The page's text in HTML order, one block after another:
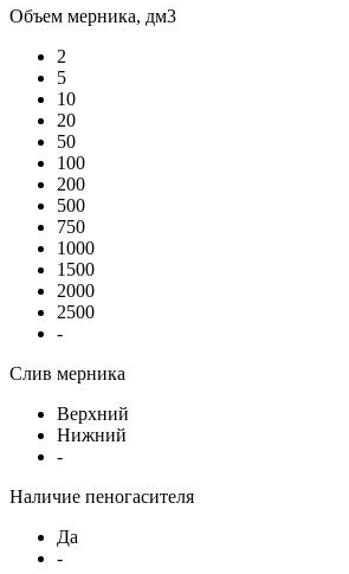
Объем мерника, дм3
2
5
10
20
50
100
200
500
750
1000
1500
2000
2500
-
Слив мерника
Верхний
Нижний
-
Наличие пеногасителя
Да
-